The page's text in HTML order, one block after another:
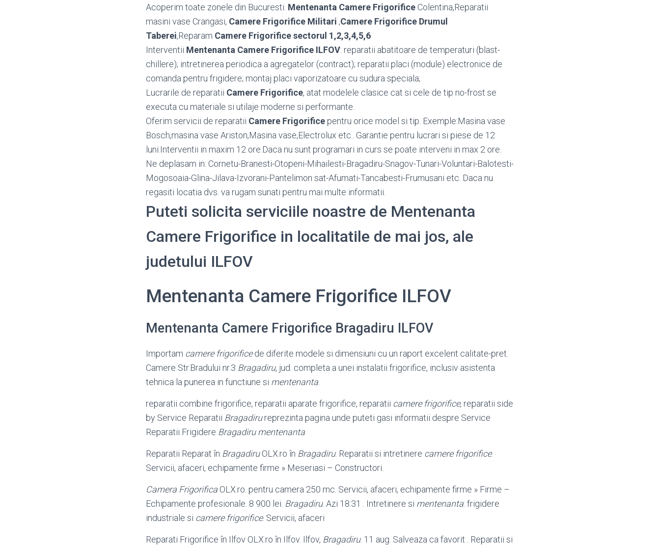
Acoperim toate zonele din Bucuresti. Mentenanta Camere Frigorifice Colentina,Reparatii
masini vase Crangasi, Camere Frigorifice Militari ,Camere Frigorifice Drumul
Taberei,Reparam Camere Frigorifice sectorul 1,2,3,4,5,6
Interventii Mentenanta Camere Frigorifice ILFOV: reparatii abatitoare de temperaturi (blast-
chillere); intretinerea periodica a agregatelor (contract); reparatii placi (module) electronice de
comanda pentru frigidere; montaj placi vaporizatoare cu sudura speciala;
Lucrarile de reparatii Camere Frigorifice, atat modelele clasice cat si cele de tip no-frost se
executa cu materiale si utilaje moderne si performante.
Oferim servicii de reparatii Camere Frigorifice pentru orice model si tip. Exemple:Masina vase
Bosch,masina vase Ariston,Masina vase,Electrolux etc.. Garantie pentru lucrari si piese de 12
luni.Interventii in maxim 12 ore.Daca nu sunt programari in curs se poate interveni in max 2 ore.
Ne deplasam in: Cornetu-Branesti-Otopeni-Mihailesti-Bragadiru-Snagov-Tunari-Voluntari-Balotesti-
Mogosoaia-Glina-Jilava-Izvorani-Pantelimon sat-Afumati-Tancabesti-Frumusani etc. Daca nu
regasiti locatia dvs. va rugam sunati pentru mai multe informatii.
Puteti solicita serviciile noastre de Mentenanta
Camere Frigorifice in localitatile de mai jos, ale
judetului ILFOV
Mentenanta Camere Frigorifice ILFOV
Mentenanta Camere Frigorifice Bragadiru ILFOV
Importam camere frigorificede diferite modele si dimensiuni cu un raport excelent calitate-pret.
Camere Str.Bradului nr.3 Bragadiru, jud. completa a unei instalatii frigorifice, inclusiv asistenta
tehnica la punerea in functiune si mentenanta
reparatii combine frigorifice, reparatii aparate frigorifice, reparatii camere frigorifice, reparatii side
by Service Reparatii Bragadirureprezinta pagina unde puteti gasi informatii despre Service
Reparatii Frigidere Bragadiru mentenanta
Reparatii Reparat în BragadiruOLX.ro în Bragadiru. Reparatii si intretinere camere frigorifice.
Servicii, afaceri, echipamente firme » Meseriasi – Constructori.
Camera Frigorifica OLX.ro. pentru camera 250 mc. Servicii, afaceri, echipamente firme » Firme –
Echipamente profesionale. 8 900 lei. Bragadiru. Azi 18:31 . Intretinere si mentenanta: frigidere
industriale si camere frigorifice. Servicii, afaceri
Reparati Frigorifice în Ilfov OLX.ro în Ilfov. Ilfov, Bragadiru. 11 aug. Salveaza ca favorit . Reparatii si